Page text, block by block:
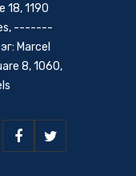
18, 1190
-------
Marcel
8, 1060,